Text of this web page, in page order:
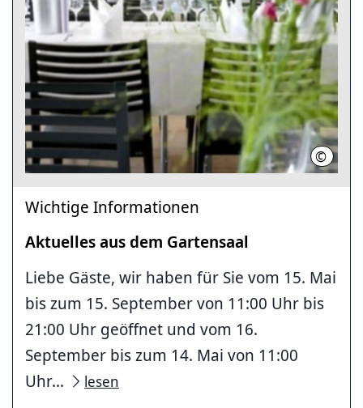
©
Wichtige Informationen
Aktuelles aus dem Gartensaal
Liebe Gäste, wir haben für Sie vom 15. Mai
bis zum 15. September von 11:00 Uhr bis
21:00 Uhr geöffnet und vom 16.
September bis zum 14. Mai von 11:00
Uhr...
lesen